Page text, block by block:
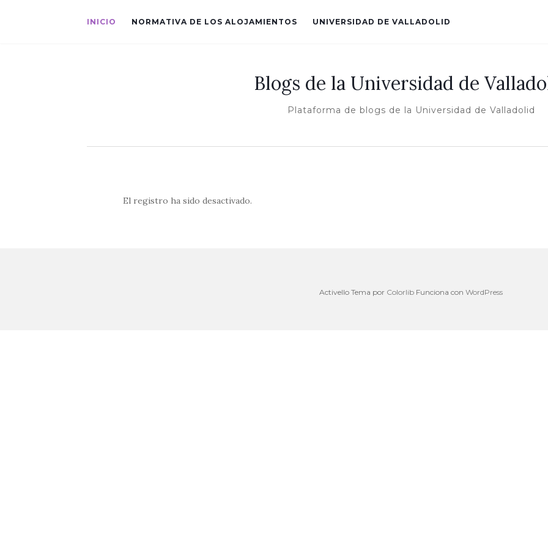
INICIO NORMATIVA DE LOS ALOJAMIENTOS UNIVERSIDAD DE VALLADOLID
Blogs de la Universidad de
Plataforma de blogs de la Universidad de Valladolid
El registro ha sido desactivado.
Activello Tema por Colorlib Funciona con WordPress